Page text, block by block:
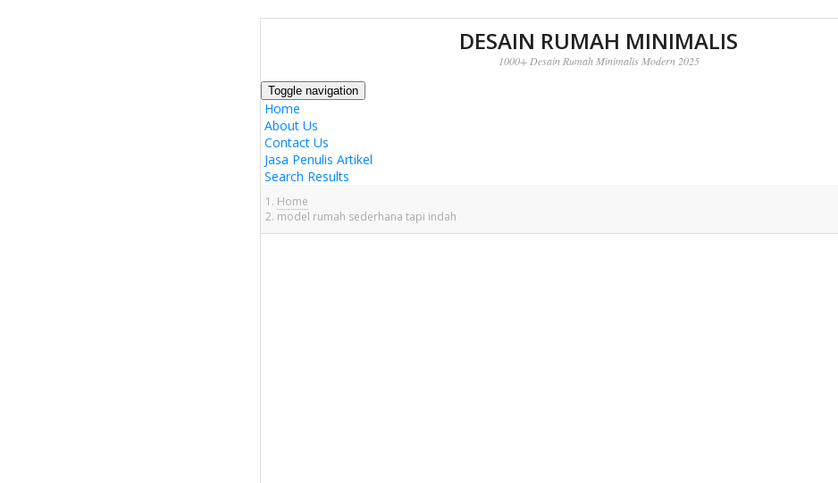
DESAIN RUMAH MINIMALIS
1000+ Desain Rumah Minimalis Modern 2025
Toggle navigation
Home
About Us
Contact Us
Jasa Penulis Artikel
Search Results
Home
model rumah sederhana tapi indah